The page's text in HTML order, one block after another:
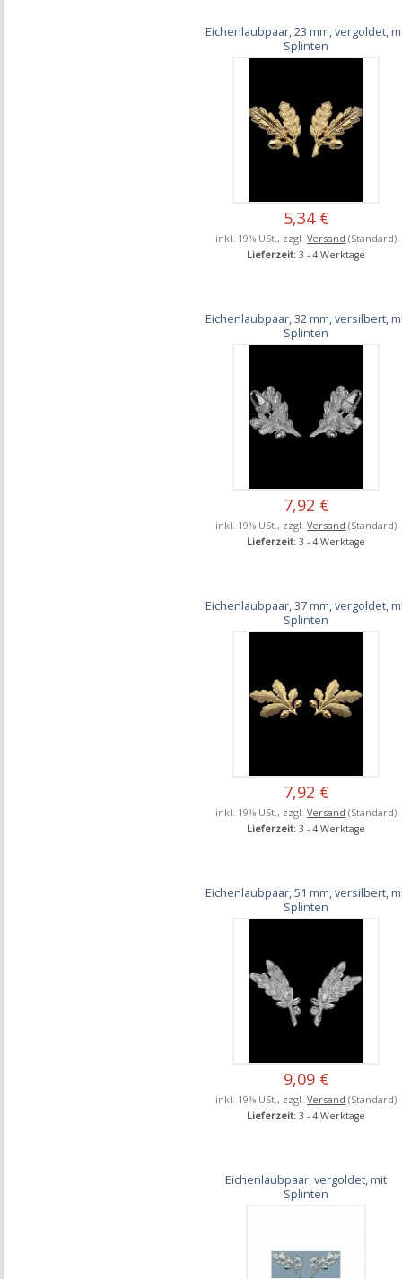
Eichenlaubpaar, 23 mm, vergoldet,
Splinten
5,34 €
inkl. 19% USt., zzgl.Versand (Standard)
Lieferzeit: 3 - 4 Werktage
Eichenlaubpaar, 32 mm, versilbert,
Splinten
7,92 €
inkl. 19% USt., zzgl.Versand (Standard)
Lieferzeit: 3 - 4 Werktage
Eichenlaubpaar, 37 mm, vergoldet,
Splinten
7,92 €
inkl. 19% USt., zzgl.Versand (Standard)
Lieferzeit: 3 - 4 Werktage
Eichenlaubpaar, 51 mm, versilbert,
Splinten
9,09 €
inkl. 19% USt., zzgl.Versand (Standard)
Lieferzeit: 3 - 4 Werktage
Eichenlaubpaar, vergoldet, mit
Splinten